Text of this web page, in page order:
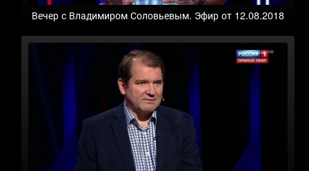
Вечер с Владимиром Соловьевым. Эфир от 12.08.2018